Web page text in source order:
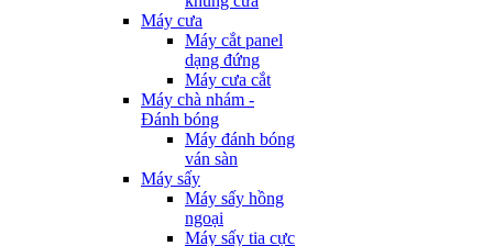
Máy cưa
Máy cắt panel
dạng đứng
Máy cưa cắt
Máy chà nhám -
Đánh bóng
Máy đánh bóng
ván sàn
Máy sấy
Máy sấy hồng
ngoại
Máy sấy tia cực